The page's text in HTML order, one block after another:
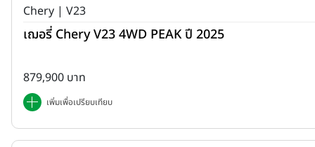
Chery | V23
เฌอรี่ Chery V23 4WD PEAK ปี 2025
879,900 บาท
เพิ่มเพื่อเปรียบเทียบ